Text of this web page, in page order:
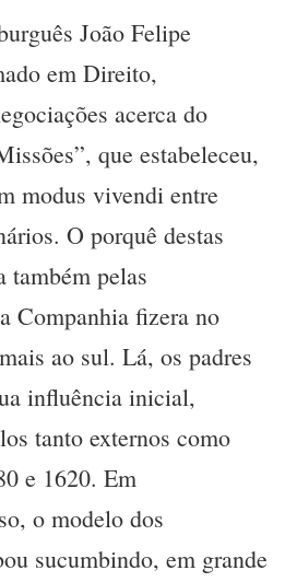
João Felipe
em Direito,
acerca do
que estabeleceu,
modus vivendi entre
O porquê destas
também pelas
Companhia fizera no
ao sul. Lá, os padres
influência inicial,
tanto externos como
e 1620. Em
o modelo dos
sucumbindo, em grande